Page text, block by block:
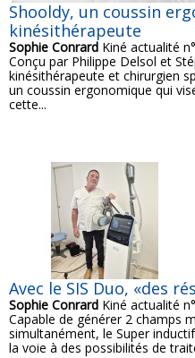
Shooldy, un coussin
kinésithérapeute
Sophie Conrard Kiné actualité
Conçu par Philippe Delsol et
kinésithérapeute et chirurgien
un coussin ergonomique qui
cette...
Avec le SIS Duo, «des
Sophie Conrard Kiné actualité
Capable de générer 2 champs
simultanément, le Super
la voie à des possibilités de